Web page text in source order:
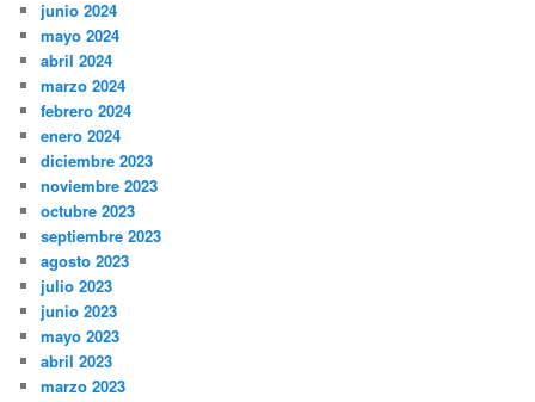
junio 2024
mayo 2024
abril 2024
marzo 2024
febrero 2024
enero 2024
diciembre 2023
noviembre 2023
octubre 2023
septiembre 2023
agosto 2023
julio 2023
junio 2023
mayo 2023
abril 2023
marzo 2023